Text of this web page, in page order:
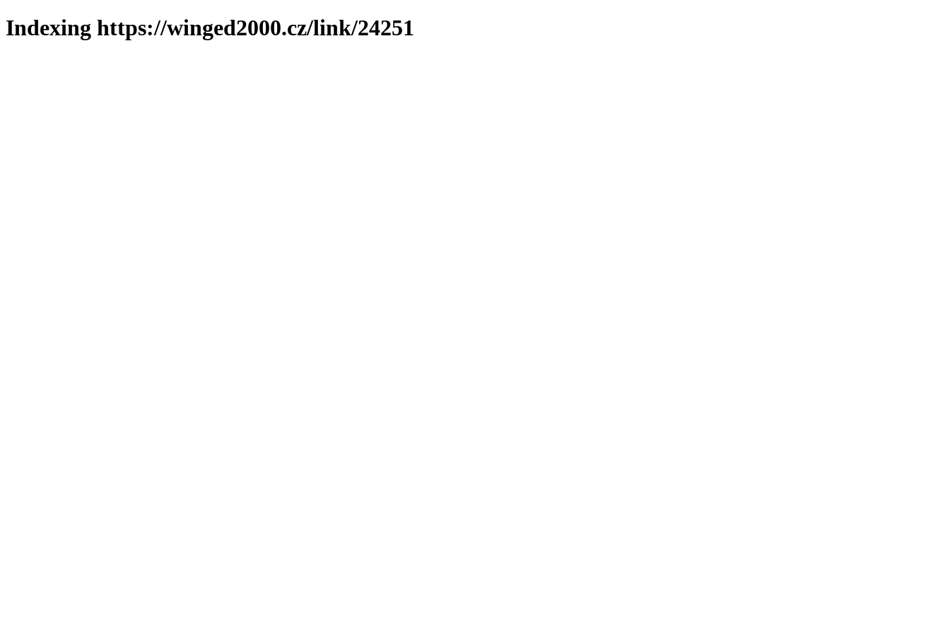
Indexing https://winged2000.cz/link/24251